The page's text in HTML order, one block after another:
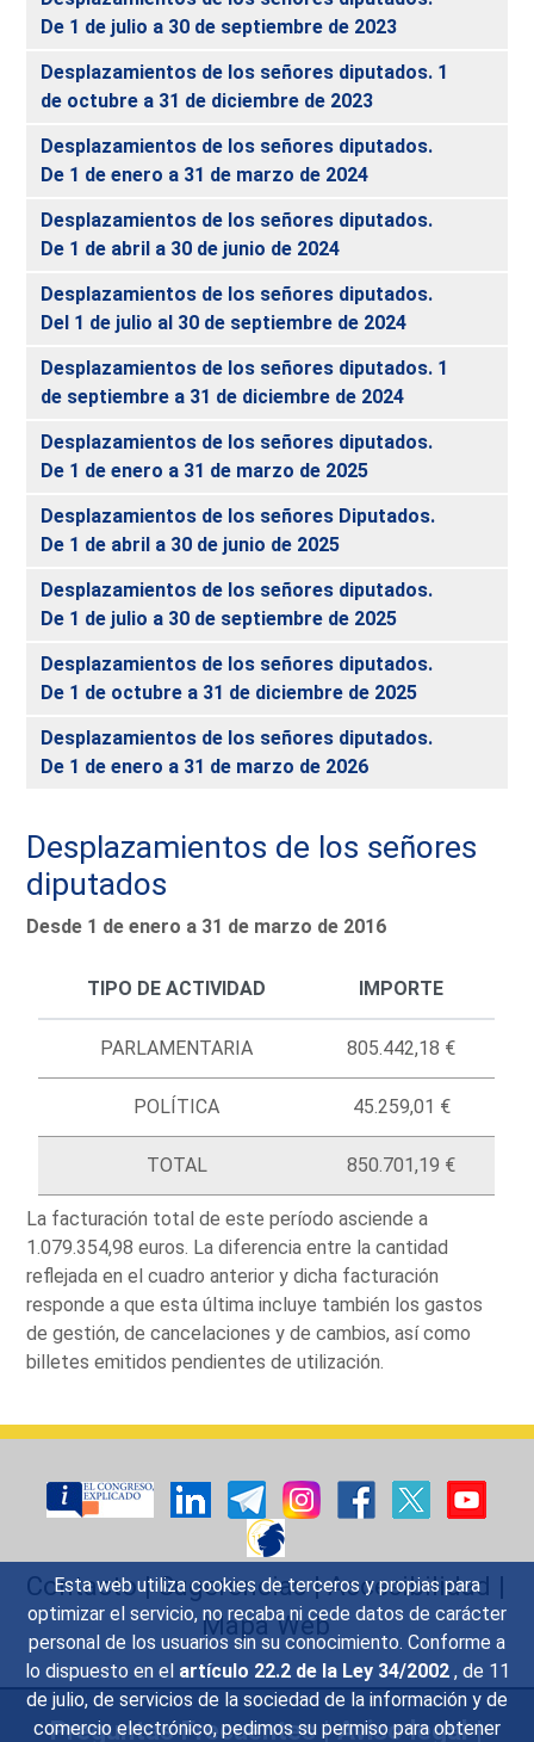
Esta web utiliza cookies de terceros y propias para
optimizar el servicio, no recaba ni cede datos de carácter
personal de los usuarios sin su conocimiento. Conforme a
lo dispuesto en el artículo 22.2 de la Ley 34/2002 , de 11
de julio, de servicios de la sociedad de la información y de
comercio electrónico, pedimos su permiso para obtener
De 1 de julio a 30 de septiembre de 2023
Desplazamientos de los señores diputados. 1
de octubre a 31 de diciembre de 2023
Desplazamientos de los señores diputados.
De 1 de enero a 31 de marzo de 2024
Desplazamientos de los señores diputados.
De 1 de abril a 30 de junio de 2024
Desplazamientos de los señores diputados.
Del 1 de julio al 30 de septiembre de 2024
Desplazamientos de los señores diputados. 1
de septiembre a 31 de diciembre de 2024
Desplazamientos de los señores diputados.
De 1 de enero a 31 de marzo de 2025
Desplazamientos de los señores Diputados.
De 1 de abril a 30 de junio de 2025
Desplazamientos de los señores diputados.
De 1 de julio a 30 de septiembre de 2025
Desplazamientos de los señores diputados.
De 1 de octubre a 31 de diciembre de 2025
Desplazamientos de los señores diputados.
De 1 de enero a 31 de marzo de 2026
Desplazamientos de los señores
diputados
Desde 1 de enero a 31 de marzo de 2016
TIPO DE ACTIVIDAD IMPORTE
PARLAMENTARIA 805.442,18 €
POLÍTICA 45.259,01 €
TOTAL 850.701,19 €
La facturación total de este período asciende a
1.079.354,98 euros. La diferencia entre la cantidad
reflejada en el cuadro anterior y dicha facturación
responde a que esta última incluye también los gastos
de gestión, de cancelaciones y de cambios, así como
billetes emitidos pendientes de utilización.
Contacto|Sugerencias|Accesibilidad |
Mapa Web
Preguntas Frecuentes|Aviso legal|